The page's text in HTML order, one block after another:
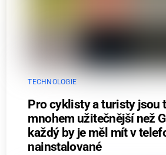
TECHNOLOGIE
Pro cyklisty a turisty jsou
mnohem užitečnější než
každý by je měl mít v
nainstalované